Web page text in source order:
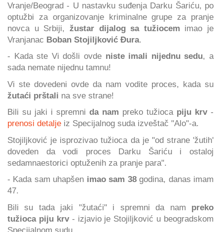
Vranje/Beograd - U nastavku suđenja Darku Šariću, po
optužbi za organizovanje kriminalne grupe za pranje
novca u Srbiji, žustar dijalog sa tužiocem imao je
Vranjanac Boban Stojiljković Đura.
- Kada ste Vi došli ovde niste imali nijednu sedu, a
sada nemate nijednu tamnu!
Vi ste dovedeni ovde da nam vodite proces, kada su
žutaći prštali na sve strane!
Bili su jaki i spremni da nam preko tužioca piju krv -
prenosi detalje iz Specijalnog suda izveštač "Alo"-a.
Stojiljković je isprozivao tužioca da je "od strane 'žutih'
doveden da vodi proces Darku Šariću i ostaloj
sedamnaestorici optuženih za pranje para".
- Kada sam uhapšen imao sam 38godina, danas imam
47.
Bili su tada jaki "žutaći" i spremni da nam preko
tužioca piju krv- izjavio je Stojiljković u beogradskom
Specijalnom sudu.